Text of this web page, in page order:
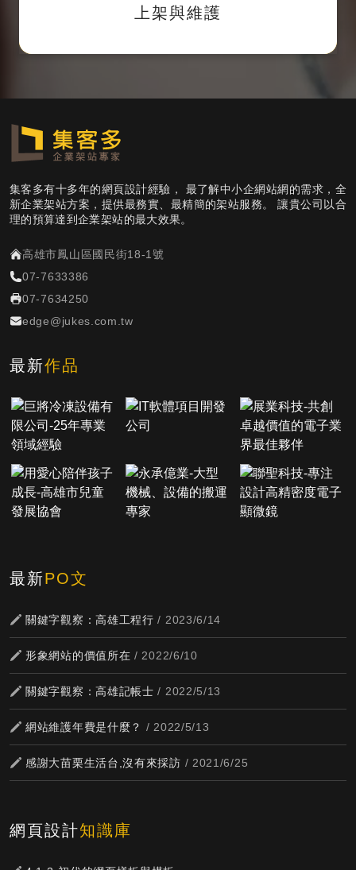
上架與維護
網站sitemap提供搜尋引擎蒐錄。
集客多有十多年的網頁設計經驗， 最了解中小企網站網的需求，全
新企業架站方案，提供最務實、最精簡的架站服務。 讓貴公司以合
理的預算達到企業架站的最大效果。
高雄市鳳山區國民街18-1號
07-7633386
07-7634250
edge@jukes.com.tw
最新作品
最新PO文
關鍵字觀察：高雄工程行 / 2023/6/14
形象網站的價值所在 / 2022/6/10
關鍵字觀察：高雄記帳士 / 2022/5/13
網站維護年費是什麼？ / 2022/5/13
感謝大苗栗生活台,沒有來採訪 / 2021/6/25
網頁設計知識庫